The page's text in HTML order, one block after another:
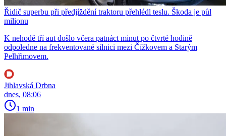
Řidič superbu při předjíždění traktoru přehlédl teslu. Škoda je půl
milionu
K nehodě tří aut došlo včera patnáct minut po čtvrté hodině
odpoledne na frekventované silnici mezi Čížkovem a Starým
Pelhřimovem.
Jihlavská Drbna
dnes, 08:06
1 min